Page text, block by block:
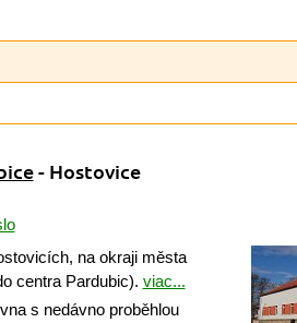
- Hostovice
na okraji města
centra Pardubic). viac...
s nedávno proběhlou